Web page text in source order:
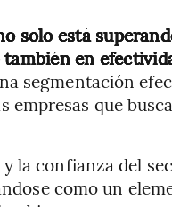
solo está
en
segmentación
empresas que
la confianza del
como un